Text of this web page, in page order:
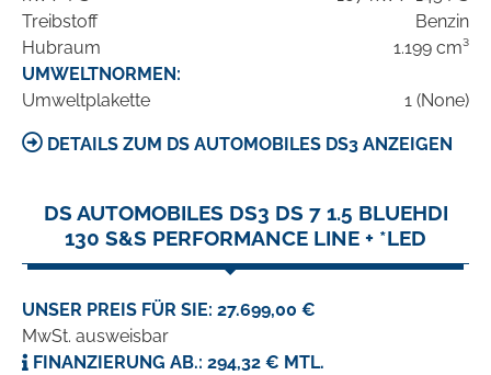
Treibstoff
Benzin
Hubraum
1.199 cm³
UMWELTNORMEN:
Umweltplakette
1 (None)
DETAILS ZUM DS AUTOMOBILES DS3 ANZEIGEN
DS AUTOMOBILES DS3 DS 7 1.5 BLUEHDI
130 S&S PERFORMANCE LINE + *LED
UNSER PREIS FÜR SIE: 27.699,00 €
MwSt. ausweisbar
FINANZIERUNG AB.: 294,32 € MTL.